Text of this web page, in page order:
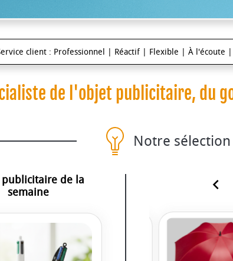
client : Professionnel | Réactif | Flexible | À l'écoute |
de l'objet publicitaire, du
Notre
publicitaire de la
semaine
navigate_before